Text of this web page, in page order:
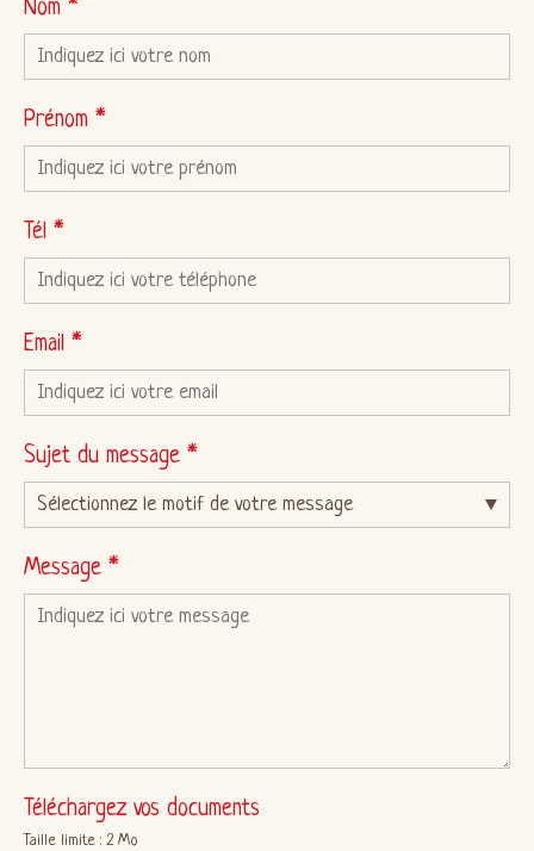
Nom *
Prénom *
Tél *
Email *
Sujet du message *
Message *
Téléchargez vos documents
Taille limite : 2 Mo